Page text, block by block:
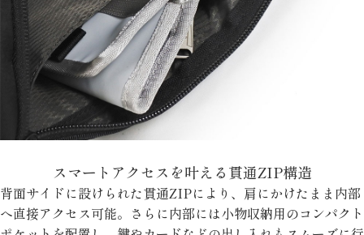
スマートアクセスを叶える貫通ZIP構造
背面サイドに設けられた貫通ZIPにより、肩にかけたまま内部
へ直接アクセス可能。さらに内部には小物収納用のコンパクト